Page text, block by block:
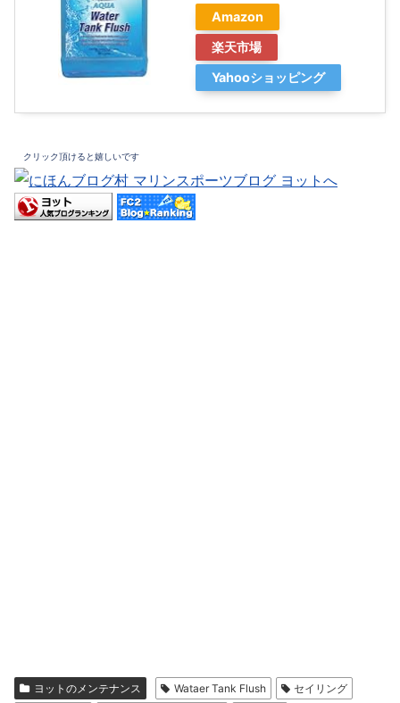
Amazon
楽天市場
Yahooショッピング
クリック頂けると嬉しいです
ヨットのメンテナンス Wataer Tank Flush
セイリング